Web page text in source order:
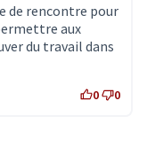
de rencontre pour
aux
du travail dans
0 0